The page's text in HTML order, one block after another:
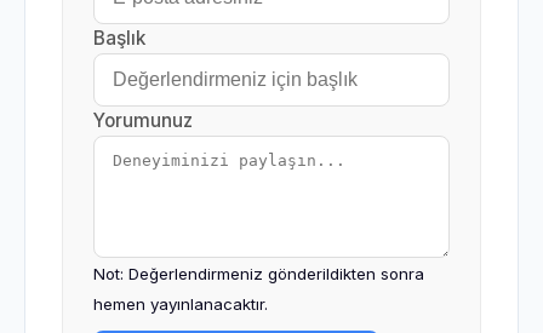
Başlık
Yorumunuz
Not: Değerlendirmeniz gönderildikten sonra
hemen yayınlanacaktır.